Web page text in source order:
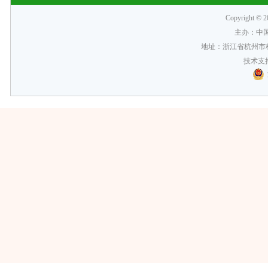
Copyright ©
主办：中
地址：浙江省杭州
技术支